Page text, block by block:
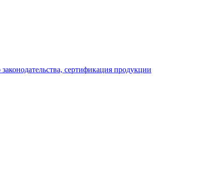
сертификация продукции